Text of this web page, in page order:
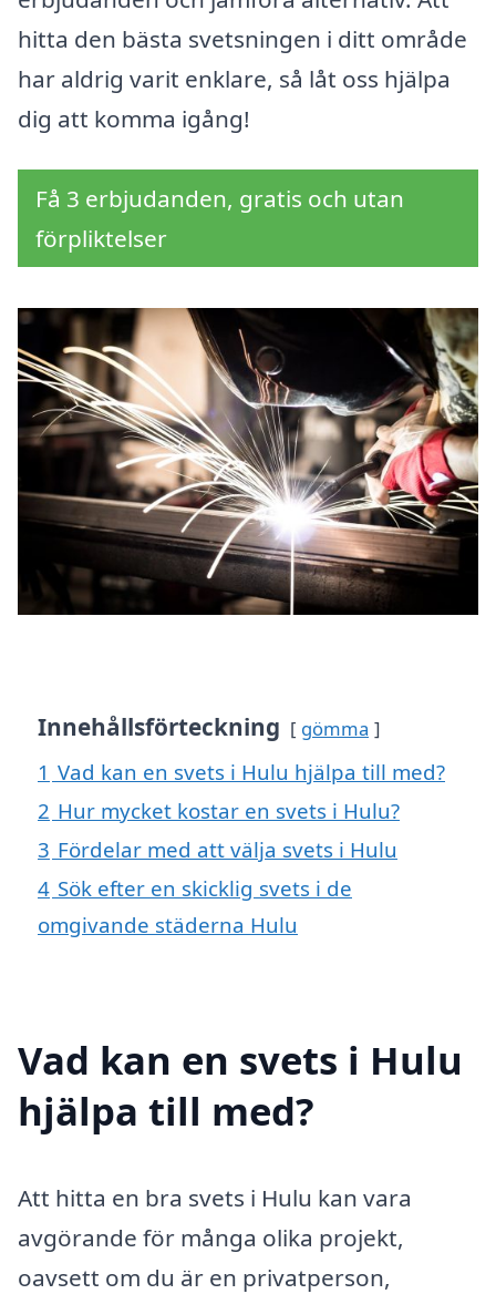
hitta den bästa svetsningen i ditt område
har aldrig varit enklare, så låt oss hjälpa
dig att komma igång!
Få 3 erbjudanden, gratis och utan
förpliktelser
Innehållsförteckning gömma
1 Vad kan en svets i Hulu hjälpa till med?
2 Hur mycket kostar en svets i Hulu?
3 Fördelar med att välja svets i Hulu
4 Sök efter en skicklig svets i de
omgivande städerna Hulu
Vad kan en svets i Hulu
hjälpa till med?
Att hitta en bra svets i Hulu kan vara
avgörande för många olika projekt,
oavsett om du är en privatperson,